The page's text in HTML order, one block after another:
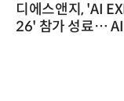
디에스앤지, 'AI
26' 참가 성료… AI